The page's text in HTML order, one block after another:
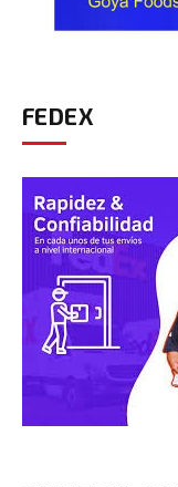
FEDEX